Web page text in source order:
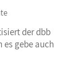
der dbb
gebe auch